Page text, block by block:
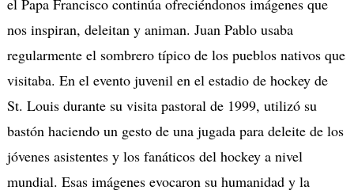
el Papa Francisco continúa ofreciéndonos imágenes que
nos inspiran, deleitan y animan. Juan Pablo usaba
regularmente el sombrero típico de los pueblos nativos que
visitaba. En el evento juvenil en el estadio de hockey de
St. Louis durante su visita pastoral de 1999, utilizó su
bastón haciendo un gesto de una jugada para deleite de los
jóvenes asistentes y los fanáticos del hockey a nivel
mundial. Esas imágenes evocaron su humanidad y la